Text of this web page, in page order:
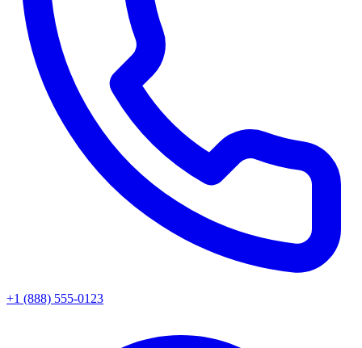
+1 (888) 555-0123